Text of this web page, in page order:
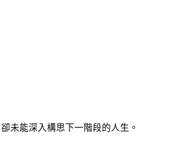
未能深入構思下一階段的人生。